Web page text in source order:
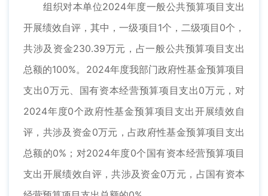
组织对本单位2024年度一般公共预算项目支出
开展绩效自评，其中，一级项目1个，二级项目0个，
共涉及资金230.39万元，占一般公共预算项目支出
总额的100%。2024年度我部门政府性基金预算项目
支出0万元、国有资本经营预算项目支出0万元，对
2024年度0个政府性基金预算项目支出开展绩效自
评，共涉及资金0万元，占政府性基金预算项目支出
总额的0%；对2024年度0个国有资本经营预算项目
支出开展绩效自评，共涉及资金0万元，占国有资本